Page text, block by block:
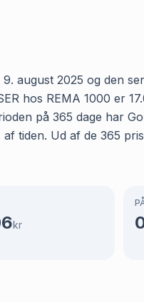
august 2025 og den
hos REMA 1000 er
på 365 dage har
tiden. Ud af de 365
kr